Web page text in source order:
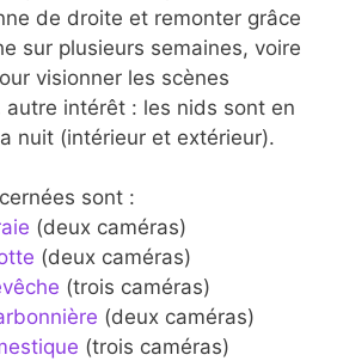
de droite et remonter grâce
sur plusieurs semaines, voire
visionner les scènes
autre intérêt : les nids sont en
nuit (intérieur et extérieur).
sont :
(deux caméras)
(deux caméras)
(trois caméras)
(deux caméras)
(trois caméras)